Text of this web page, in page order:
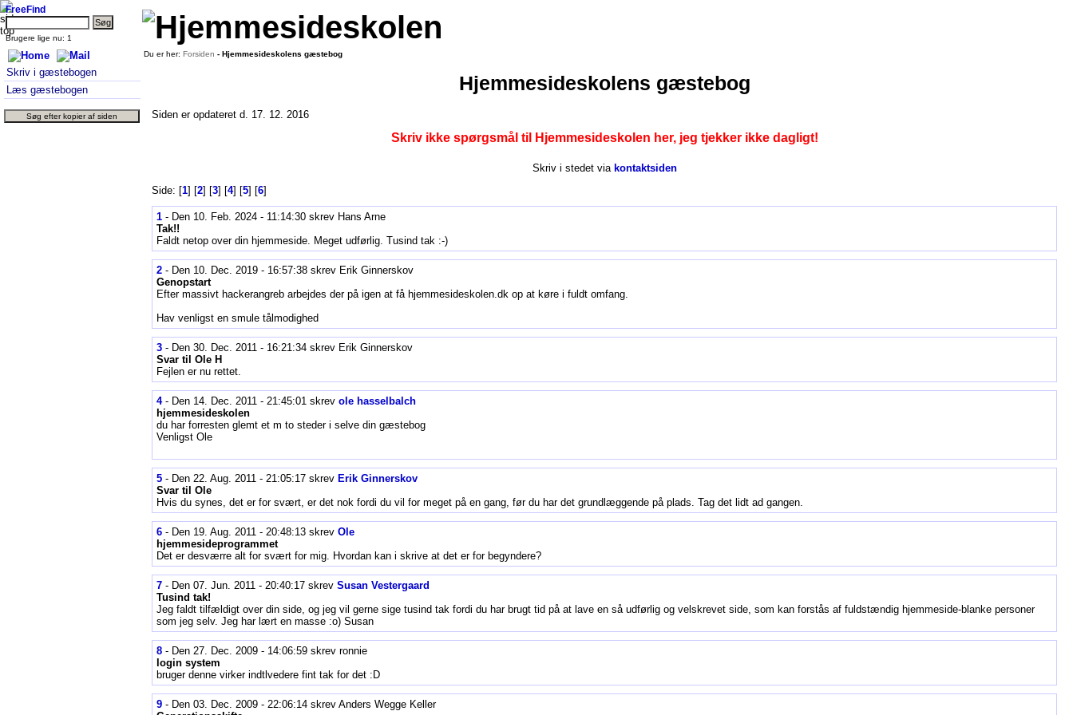
Hjemmesideskolens gæstebog
Siden er opdateret d. 17. 12. 2016
Skriv ikke spørgsmål til Hjemmesideskolen her, jeg tjekker ikke dagligt!
Skriv i stedet via kontaktsiden
Side: [1] [2] [3] [4] [5] [6]
1 - Den 10. Feb. 2024 - 11:14:30 skrev Hans Arne
Tak!!
Faldt netop over din hjemmeside. Meget udførlig. Tusind tak :-)
2 - Den 10. Dec. 2019 - 16:57:38 skrev Erik Ginnerskov
Genopstart
Efter massivt hackerangreb arbejdes der på igen at få hjemmesideskolen.dk op at køre i fuldt omfang.
Hav venligst en smule tålmodighed
3 - Den 30. Dec. 2011 - 16:21:34 skrev Erik Ginnerskov
Svar til Ole H
Fejlen er nu rettet.
4- Den 14. Dec. 2011 - 21:45:01 skrev ole hasselbalch
hjemmesideskolen
du har forresten glemt et m to steder i selve din gæstebog
Venligst Ole
5 - Den 22. Aug. 2011 - 21:05:17 skrev Erik Ginnerskov
Svar til Ole
Hvis du synes, det er for svært, er det nok fordi du vil for meget på en gang, før du har det grundlæggende på plads. Tag det lidt ad gangen.
6 - Den 19. Aug. 2011 - 20:48:13 skrev Ole
hjemmesideprogrammet
Det er desværre alt for svært for mig. Hvordan kan i skrive at det er for begyndere?
7 - Den 07. Jun. 2011 - 20:40:17 skrev Susan Vestergaard
Tusind tak!
Jeg faldt tilfældigt over din side, og jeg vil gerne sige tusind tak fordi du har brugt tid på at lave en så udførlig og velskrevet side, som kan forstås af fuldstændig hjemmeside-blanke personer
som jeg selv. Jeg har lært en masse :o) Susan
8 - Den 27. Dec. 2009 - 14:06:59 skrev ronnie
login system
bruger denne virker indtlvedere fint tak for det :D
9 - Den 03. Dec. 2009 - 22:06:14 skrev Anders Wegge Keller
Du er her: Forsiden - Hjemmesideskolens gæstebog
Brugere lige nu: 1
FreeFind
Skriv i gæstebogen
Læs gæstebogen